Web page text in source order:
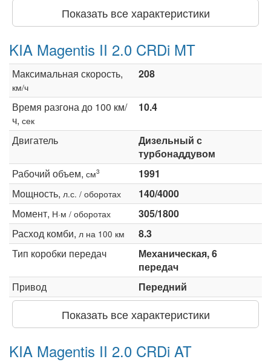
Показать все характеристики
KIA Magentis II 2.0 CRDi MT
Максимальная скорость,
км/ч
208
Время разгона до 100 км/
ч, сек
10.4
Двигатель
Дизельный с
турбонаддувом
Рабочий объем, см3
1991
Мощность, л.с. / оборотах
140/4000
Момент, Н·м / оборотах
305/1800
Расход комби, л на 100 км
8.3
Тип коробки передач
Механическая, 6
передач
Привод
Передний
Показать все характеристики
KIA Magentis II 2.0 CRDi AT